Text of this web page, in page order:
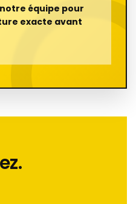
équipe pour
exacte avant